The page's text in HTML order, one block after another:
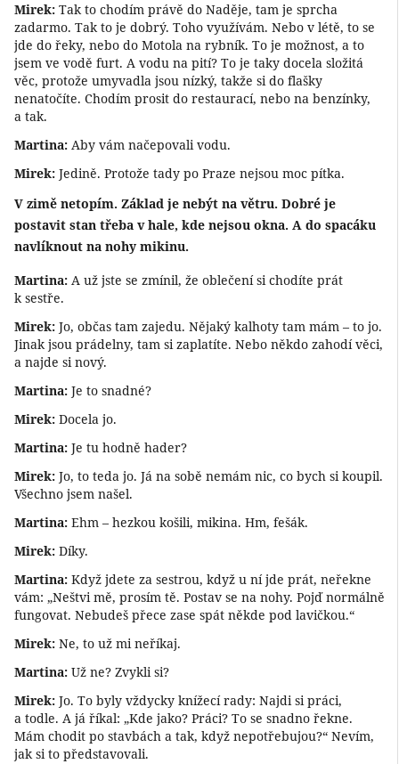
Mirek: Tak to chodím právě do Naděje, tam je sprcha
zadarmo. Tak to je dobrý. Toho využívám. Nebo v létě, to se
jde do řeky, nebo do Motola na rybník. To je možnost, a to
jsem ve vodě furt. A vodu na pití? To je taky docela složitá
věc, protože umyvadla jsou nízký, takže si do flašky
nenatočíte. Chodím prosit do restaurací, nebo na benzínky,
a tak.
Martina: Aby vám načepovali vodu.
Mirek: Jedině. Protože tady po Praze nejsou moc pítka.
V zimě netopím. Základ je nebýt na větru. Dobré je
postavit stan třeba v hale, kde nejsou okna. A do spacáku
navlíknout na nohy mikinu.
Martina: A už jste se zmínil, že oblečení si chodíte prát
k sestře.
Mirek: Jo, občas tam zajedu. Nějaký kalhoty tam mám – to jo.
Jinak jsou prádelny, tam si zaplatíte. Nebo někdo zahodí věci,
a najde si nový.
Martina: Je to snadné?
Mirek: Docela jo.
Martina: Je tu hodně hader?
Mirek: Jo, to teda jo. Já na sobě nemám nic, co bych si koupil.
Všechno jsem našel.
Martina: Ehm – hezkou košili, mikina. Hm, fešák.
Mirek: Díky.
Martina: Když jdete za sestrou, když u ní jde prát, neřekne
vám: „Neštvi mě, prosím tě. Postav se na nohy. Pojď normálně
fungovat. Nebudeš přece zase spát někde pod lavičkou.“
Mirek: Ne, to už mi neříkaj.
Martina: Už ne? Zvykli si?
Mirek: Jo. To byly vždycky knížecí rady: Najdi si práci,
a todle. A já říkal: „Kde jako? Práci? To se snadno řekne.
Mám chodit po stavbách a tak, když nepotřebujou?“ Nevím,
jak si to představovali.